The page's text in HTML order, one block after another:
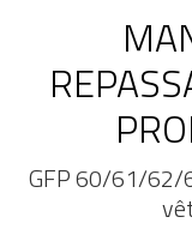
GFP 60/61/62/